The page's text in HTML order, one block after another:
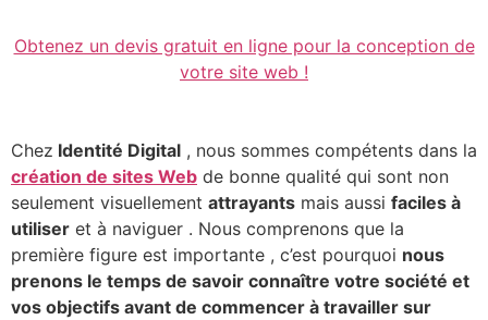
Obtenez un devis gratuit en ligne pour la conception de
votre site web !
Chez Identité Digital , nous sommes compétents dans la
création de sites Web de bonne qualité qui sont non
seulement visuellement attrayants mais aussi faciles à
utiliser et à naviguer . Nous comprenons que la
première figure est importante , c’est pourquoi nous
prenons le temps de savoir connaître votre société et
vos objectifs avant de commencer à travailler sur